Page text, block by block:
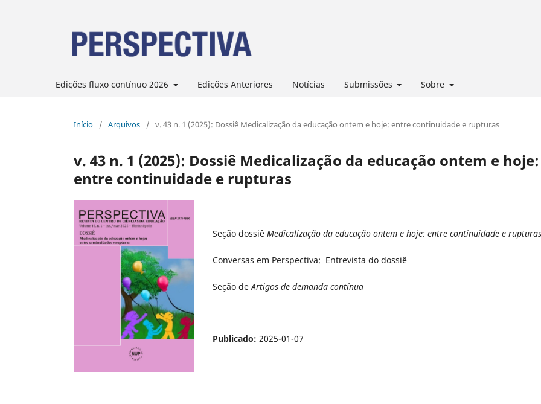
Edições fluxo contínuo 2026 Edições Anteriores Notícias Submissões Sobre
Início / Arquivos / v. 43 n. 1 (2025): Dossiê Medicalização da educação ontem e hoje: entre continuidade e rupturas
v. 43 n. 1 (2025): Dossiê Medicalização da educação ontem e hoje:
entre continuidade e rupturas
Seção dossiê Medicalização da educação ontem e hoje: entre continuidade e rupturas
Conversas em Perspectiva: Entrevista do dossiê
Seção deArtigos de demanda contínua
Publicado: 2025-01-07